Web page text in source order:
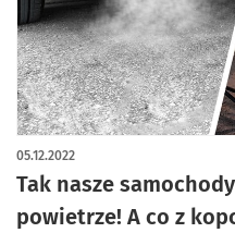
Tak nasze
powietrze! A co z
05.12.2022